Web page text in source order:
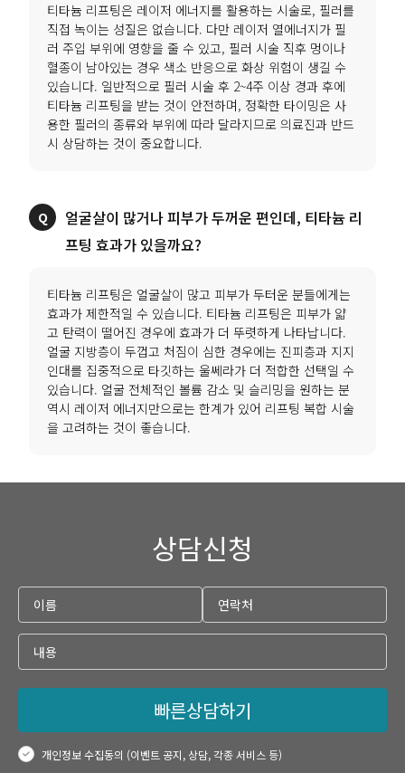
티타늄 리프팅은 레이저 에너지를 활용하는 시술로, 필러를
직접 녹이는 성질은 없습니다. 다만 레이저 열에너지가 필
러 주입 부위에 영향을 줄 수 있고, 필러 시술 직후 멍이나
혈종이 남아있는 경우 색소 반응으로 화상 위험이 생길 수
있습니다. 일반적으로 필러 시술 후 2~4주 이상 경과 후에
티타늄 리프팅을 받는 것이 안전하며, 정확한 타이밍은 사
용한 필러의 종류와 부위에 따라 달라지므로 의료진과 반드
시 상담하는 것이 중요합니다.
얼굴살이 많거나 피부가 두꺼운 편인데, 티타늄 리
프팅 효과가 있을까요?
티타늄 리프팅은 얼굴살이 많고 피부가 두터운 분들에게는
효과가 제한적일 수 있습니다. 티타늄 리프팅은 피부가 얇
고 탄력이 떨어진 경우에 효과가 더 뚜렷하게 나타납니다.
얼굴 지방층이 두껍고 처짐이 심한 경우에는 진피층과 지지
인대를 집중적으로 타깃하는 울쎄라가 더 적합한 선택일 수
있습니다. 얼굴 전체적인 볼륨 감소 및 슬리밍을 원하는 분
역시 레이저 에너지만으로는 한계가 있어 리프팅 복합 시술
을 고려하는 것이 좋습니다.
상담신청
빠른상담하기
개인정보 수집동의 (이벤트 공지, 상담, 각종 서비스 등)